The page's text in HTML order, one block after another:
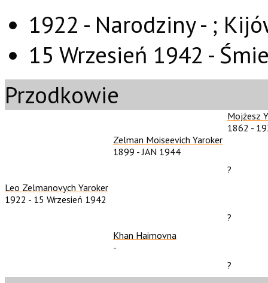
1922 - Narodziny - ;
15 Wrzesień 1942 -
Przodkowie
Mojżesz
1862 -
Zelman Moiseevich Yaroker
1899 -JAN 1944
?
Leo Zelmanovych Yaroker
1922 - 15 Wrzesień 1942
?
Khan Haimovna
-
?